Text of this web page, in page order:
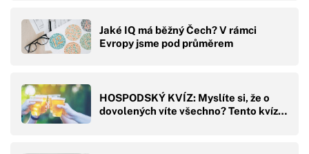
Jaké IQ má běžný Čech? V rámci
Evropy jsme pod průměrem
HOSPODSKÝ KVÍZ: Myslíte si, že o
dovolených víte všechno? Tento kvíz…